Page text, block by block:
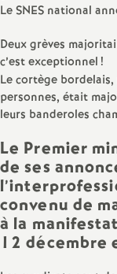
Le SNES national
Deux grèves
c’est exceptionnel !
Le cortège
personnes, était
leurs banderoles
Le Premier
de ses
convenu de
à la
12 décembre